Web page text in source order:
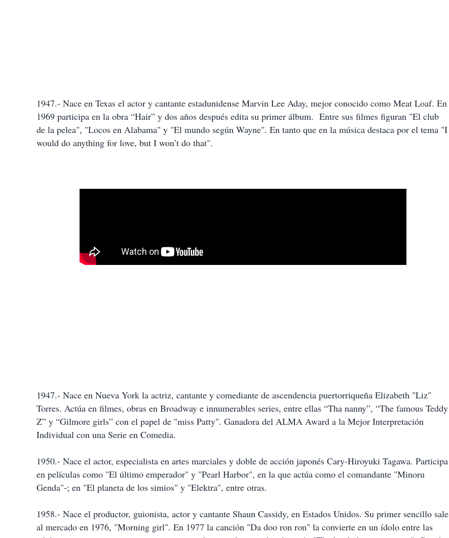
1947.- Nace en Texas el actor y cantante estadunidense Marvin Lee Aday, mejor conocido como Meat Loaf. En
1969 participa en la obra “Hair” y dos años después edita su primer álbum. Entre sus filmes figuran "El club
de la pelea", "Locos en Alabama" y "El mundo según Wayne". En tanto que en la música destaca por el tema "I
would do anything for love, but I won’t do that".
1947.- Nace en Nueva York la actriz, cantante y comediante de ascendencia puertorriqueña Elizabeth "Liz"
Torres. Actúa en filmes, obras en Broadway e innumerables series, entre ellas “Tha nanny”, “The famous Teddy
Z” y “Gilmore girls” con el papel de "miss Patty". Ganadora del ALMA Award a la Mejor Interpretación
Individual con una Serie en Comedia.
1950.- Nace el actor, especialista en artes marciales y doble de acción japonés Cary-Hiroyuki Tagawa. Participa
en películas como "El último emperador" y "Pearl Harbor", en la que actúa como el comandante "Minoru
Genda"-; en "El planeta de los simios" y "Elektra", entre otras.
1958.- Nace el productor, guionista, actor y cantante Shaun Cassidy, en Estados Unidos. Su primer sencillo sale
al mercado en 1976, "Morning girl". En 1977 la canción "Da doo ron ron" la convierte en un ídolo entre las